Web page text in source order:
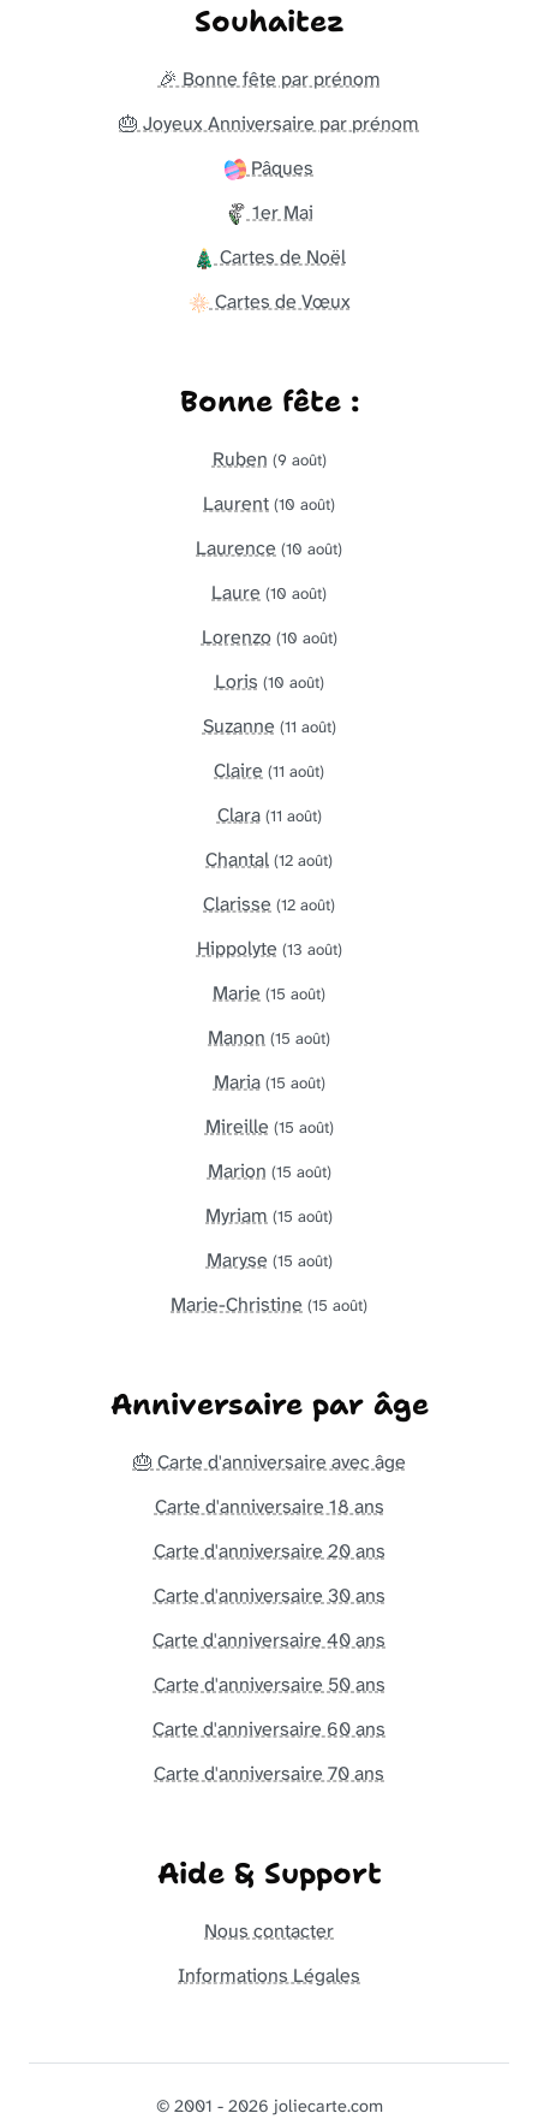
Souhaitez
🎉 Bonne fête par prénom
🎂 Joyeux Anniversaire par prénom
Pâques
1er Mai
Cartes de Noël
Cartes de Vœux
Bonne fête :
Ruben (9 août)
Laurent (10 août)
Laurence (10 août)
Laure (10 août)
Lorenzo (10 août)
Loris (10 août)
Suzanne (11 août)
Claire (11 août)
Clara (11 août)
Chantal (12 août)
Clarisse (12 août)
Hippolyte (13 août)
Marie (15 août)
Manon (15 août)
Maria (15 août)
Mireille (15 août)
Marion (15 août)
Myriam (15 août)
Maryse (15 août)
Marie-Christine (15 août)
Anniversaire par âge
🎂 Carte d'anniversaire avec âge
Carte d'anniversaire 18 ans
Carte d'anniversaire 20 ans
Carte d'anniversaire 30 ans
Carte d'anniversaire 40 ans
Carte d'anniversaire 50 ans
Carte d'anniversaire 60 ans
Carte d'anniversaire 70 ans
Aide & Support
Nous contacter
Informations Légales
© 2001 - 2026 joliecarte.com